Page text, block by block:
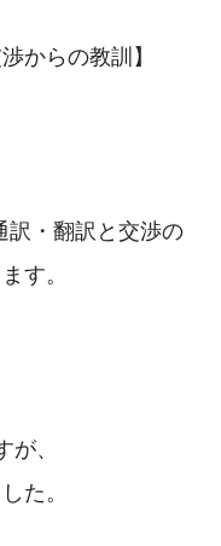
からの教訓】
訳・翻訳と交渉の
す。
、
た。